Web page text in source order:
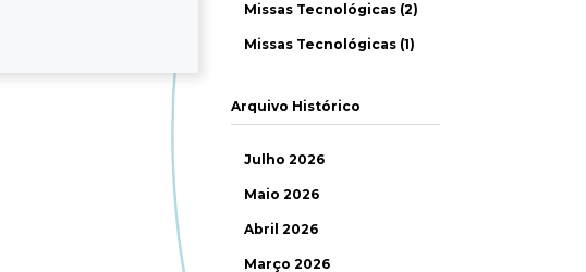
Missas Tecnológicas (2)
Missas Tecnológicas (1)
Arquivo Histórico
Julho 2026
Maio 2026
Abril 2026
Março 2026